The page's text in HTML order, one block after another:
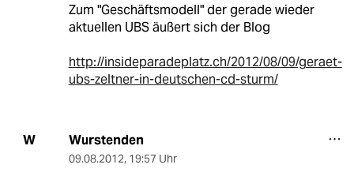
Zum "Geschäftsmodell" der gerade wieder
aktuellen UBS äußert sich der Blog
http://insideparadeplatz.ch/2012/08/09/geraet-
ubs-zeltner-in-deutschen-cd-sturm/
W Wurstenden
09.08.2012, 19:57 Uhr